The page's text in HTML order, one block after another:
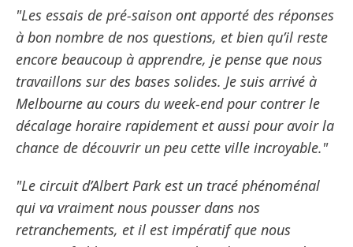
"Les essais de pré-saison ont apporté des réponses
à bon nombre de nos questions, et bien qu’il reste
encore beaucoup à apprendre, je pense que nous
travaillons sur des bases solides. Je suis arrivé à
Melbourne au cours du week-end pour contrer le
décalage horaire rapidement et aussi pour avoir la
chance de découvrir un peu cette ville incroyable."
"Le circuit d’Albert Park est un tracé phénoménal
qui va vraiment nous pousser dans nos
retranchements, et il est impératif que nous